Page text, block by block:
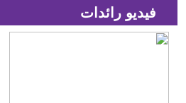
فيديو رائدات